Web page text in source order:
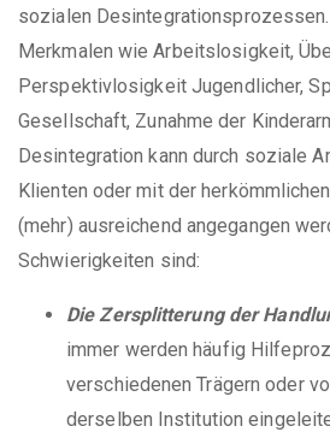
sozialen
Merkmalen wie Arbeitslosigkeit,
Perspektivlosigkeit Jugendlicher,
Gesellschaft, Zunahme der
Desintegration kann durch soziale
Klienten oder mit der
(mehr) ausreichend angegangen
Schwierigkeiten sind:
Die Zersplitterung der
immer werden häufig
verschiedenen Trägern oder
derselben Institution